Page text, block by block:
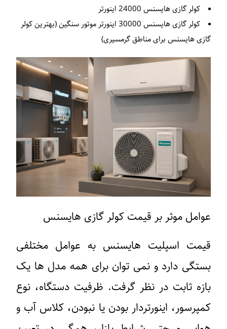
کولر گازی هایسنس 24000 اینورتر
کولر گازی هایسنس 30000 اینورتر موتور سنگین (بهترین کولر
هایسنس برای مناطق گرمسیری)
موثر بر قیمت کولر گازی هایسنس
اسپلیت هایسنس به عوامل مختلفی
دارد و نمی توان برای همه مدل ها یک
ثابت در نظر گرفت. ظرفیت دستگاه، نوع
اینورتردار بودن یا نبودن، کلاس آب و